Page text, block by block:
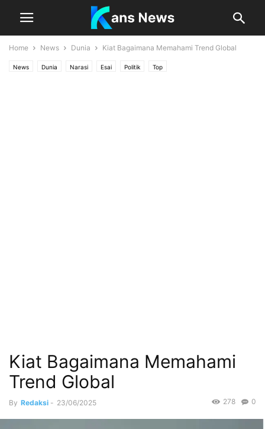
Home News Dunia Kiat Bagaimana Memahami Trend Global
News Dunia Narasi Esai Politik Top
Kiat Bagaimana Memahami
Trend Global
By Redaksi - 23/06/2025 0
278